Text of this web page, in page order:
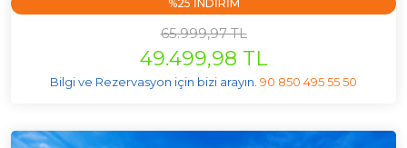
%25 INDIRIM
65.999,97 TL
49.499,98 TL
Bilgi ve Rezervasyon için bizi arayın. 90 850 495 55 50